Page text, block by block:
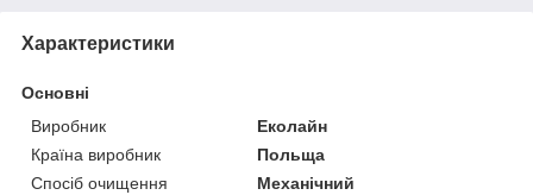
Характеристики
Основні
Виробник
Еколайн
Країна виробник
Польща
Спосіб очищення
Механічний